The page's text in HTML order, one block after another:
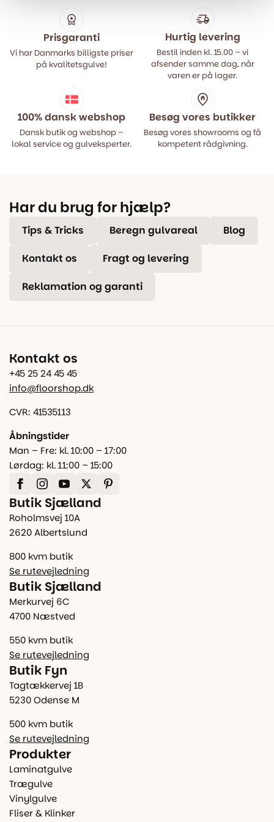
Prisgaranti
Vi har Danmarks billigste priser
på kvalitetsgulve!
Hurtig levering
Bestil inden kl. 15.00 – vi
afsender samme dag, når
varen er på lager.
100% dansk webshop
Dansk butik og webshop –
lokal service og gulveksperter.
Besøg vores butikker
Besøg vores showrooms og få
kompetent rådgivning.
Har du brug for hjælp?
Tips & Tricks Beregn gulvareal Blog
Kontakt os Fragt og levering
Reklamation og garanti
Kontakt os
+45 25 24 45 45
info@floorshop.dk
CVR: 41535113
Åbningstider
Man – Fre: kl. 10:00 – 17:00
Lørdag: kl. 11:00 – 15:00
Butik Sjælland
Roholmsvej 10A
2620 Albertslund
800 kvm butik
Se rutevejledning
Butik Sjælland
Merkurvej 6C
4700 Næstved
550 kvm butik
Se rutevejledning
Butik Fyn
Tagtækkervej 1B
5230 Odense M
500 kvm butik
Se rutevejledning
Produkter
Laminatgulve
Trægulve
Vinylgulve
Fliser & Klinker